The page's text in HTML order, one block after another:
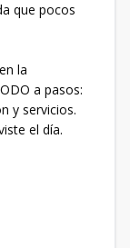
que pocos
la
a pasos:
y servicios.
el día.